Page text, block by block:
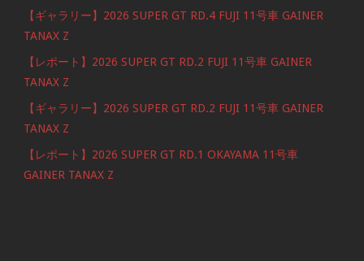
【ギャラリー】2026 SUPER GT RD.4 FUJI 11号車 GAINER
TANAX Z
【レポート】2026 SUPER GT RD.2 FUJI 11号車 GAINER
TANAX Z
【ギャラリー】2026 SUPER GT RD.2 FUJI 11号車 GAINER
TANAX Z
【レポート】2026 SUPER GT RD.1 OKAYAMA 11号車
GAINER TANAX Z